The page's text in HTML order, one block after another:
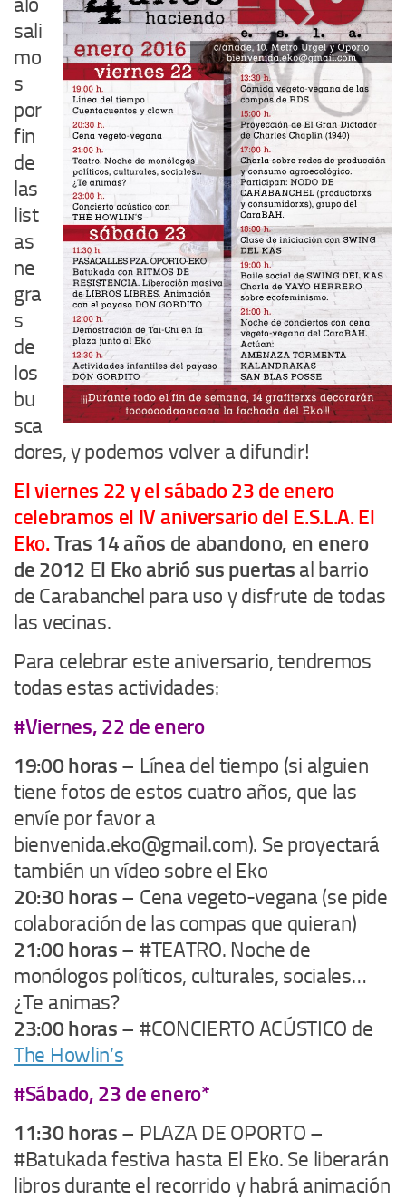
alo
sali
mo
s
por
fin
de
las
list
as
ne
gra
s
de
los
bu
sca
dores, y podemos volver a difundir!
El viernes 22 y el sábado 23 de enero
celebramos el IV aniversario del E.S.L.A. El
Eko.Tras 14 años de abandono, en enero
de 2012 El Eko abrió sus puertas al barrio
de Carabanchel para uso y disfrute de todas
las vecinas.
Para celebrar este aniversario, tendremos
todas estas actividades:
#Viernes, 22 de enero
19:00 horas – Línea del tiempo (si alguien
tiene fotos de estos cuatro años, que las
envíe por favor a
bienvenida.eko@gmail.com). Se proyectará
también un vídeo sobre el Eko
20:30 horas – Cena vegeto-vegana (se pide
colaboración de las compas que quieran)
21:00 horas – #TEATRO. Noche de
monólogos políticos, culturales, sociales…
¿Te animas?
23:00 horas – #CONCIERTO ACÚSTICO de
The Howlin’s
#Sábado, 23 de enero*
11:30 horas – PLAZA DE OPORTO –
#Batukada festiva hasta El Eko. Se liberarán
libros durante el recorrido y habrá animación